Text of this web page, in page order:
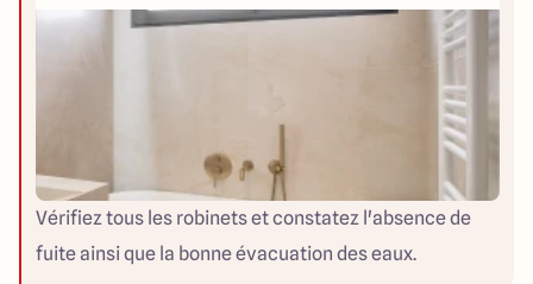
Vérifiez tous les robinets et constatez l'absence de
fuite ainsi que la bonne évacuation des eaux.